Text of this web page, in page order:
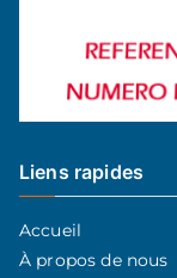
Liens rapides
Accueil
À propos de nous